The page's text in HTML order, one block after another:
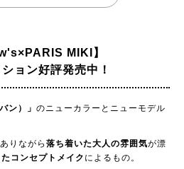
MIKI】
ョン好評発売中！
ン）」 のニューカラーとニューモデル
りながら 落ち着いた大人の雰囲気が漂
コンセプトメイク によるもの。